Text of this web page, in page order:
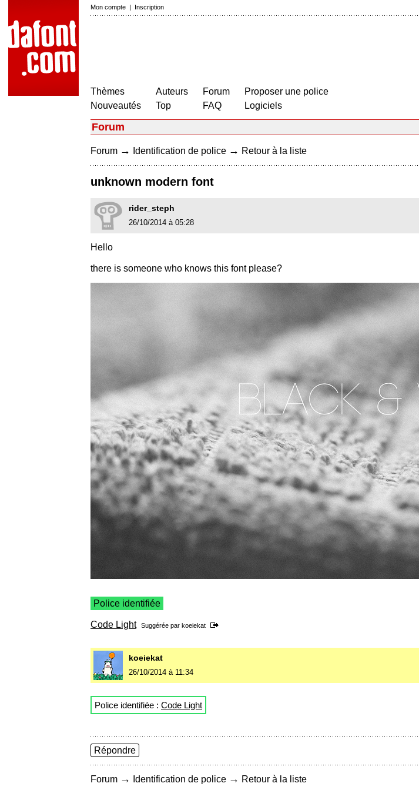
Mon compte | Inscription
Thèmes
Nouveautés
Auteurs
Top
Forum
FAQ
Proposer une police
Logiciels
Forum
Forum → Identification de police → Retour à la liste
unknown modern font
rider_steph
26/10/2014 à 05:28
Hello
there is someone who knows this font please?
Police identifiée
Code Light Suggérée par koeiekat
koeiekat
26/10/2014 à 11:34
Police identifiée : Code Light
Répondre
Forum → Identification de police → Retour à la liste